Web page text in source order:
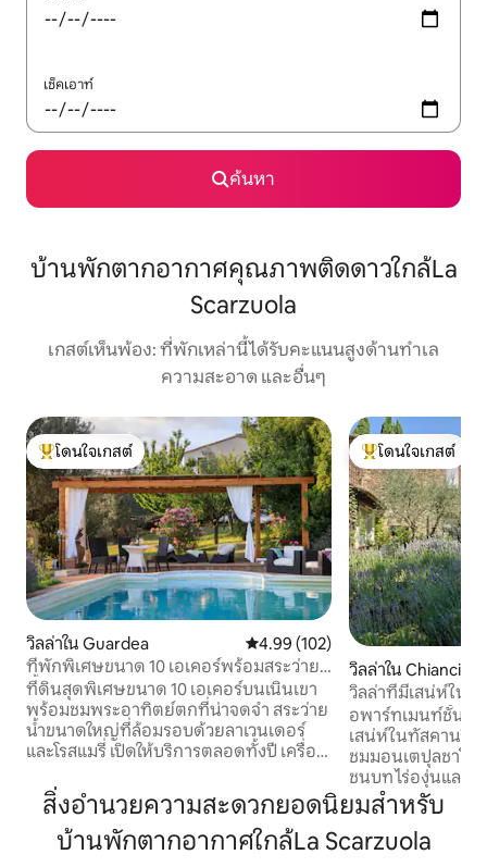
เช็คเอาท์
ค้นหา
บ้านพักตากอากาศคุณภาพติดดาวใกล้La
Scarzuola
เกสต์เห็นพ้อง: ที่พักเหล่านี้ได้รับคะแนนสูงด้านทำเล
ความสะอาด และอื่นๆ
โดนใจเกสต์ที่สุด
โดนใจเกสต์
วิลล่าใน Guardea คะแนนเฉลี่ย 4.99 จาก 5, 102 รีวิว
4.99 (102)
ที่พักพิเศษขนาด 10 เอเคอร์พร้อมสระว่าย
น้ำและสวนมะกอก
ที่ดินสุดพิเศษขนาด 10 เอเคอร์บนเนินเขา
พร้อมชมพระอาทิตย์ตกที่น่าจดจำ สระว่าย
น้ำขนาดใหญ่ที่ล้อมรอบด้วยลาเวนเดอร์
และโรสแมรี่ เปิดให้บริการตลอดทั้งปี เครื่อง
ส่วนตัวและเงียบสงบมาก 2 ชั้น 4 ห้องนอน
4 ห้องน้ำจากุซซี่อ่างอาบน้ำสมาร์ททีวีขนาด
55 นิ้วห้องครัวที่มีอุปกรณ์ครบครันระเบียง
และไม้เลื้อยสำหรับการรับประทานอาหาร
โดนใจเกสต์ที่สุด
โดนใจเกสต์
วิลล่าใน
วิลล่าที่มีเสน่ห์ในทั
ครอบครัวและเพื่อน
อพาร์ทเมนท์ชั้นบ
เสน่ห์ในทัสคานวิล
ชมมอนเตปุลชาโน
ชนบท ไร่องุ่นและ
จักรยานไฟฟ้า เดิ
ทกว้างขวางสอง
และห้องน้ำในตัว
สิ่งอำนวยความสะดวกยอดนิยมสำหรับ
บ้านพักตากอากาศใกล้La Scarzuola